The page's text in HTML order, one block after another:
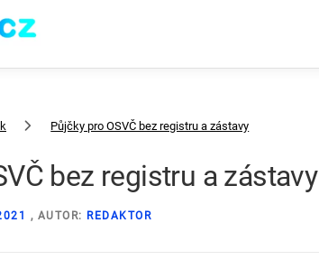
Půjčky pro OSVČ bez registru a zástavy
bez registru a zástavy
, AUTOR: REDAKTOR